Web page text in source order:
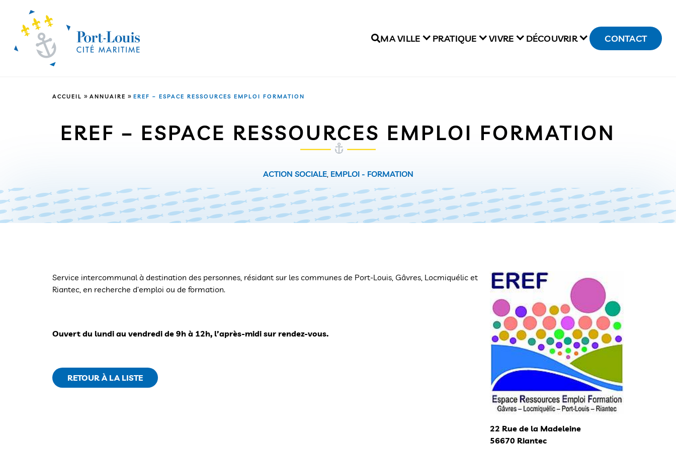
MA VILLE PRATIQUE VIVRE DÉCOUVRIR CONTACT
ACCUEIL » ANNUAIRE » EREF – ESPACE RESSOURCES EMPLOI FORMATION
EREF – ESPACE RESSOURCES EMPLOI FORMATION
ACTION SOCIALE, EMPLOI - FORMATION
Service intercommunal à destination des personnes, résidant sur les communes de Port-Louis, Gâvres, Locmiquélic et
Riantec, en recherche d’emploi ou de formation.
Ouvert du lundi au vendredi de 9h à 12h, l’après-midi sur rendez-vous.
RETOUR À LA LISTE
22 Rue de la Madeleine
56670 Riantec